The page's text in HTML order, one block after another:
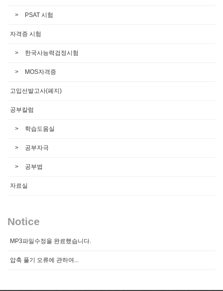
PSAT 시험
자격증 시험
한국사능력검정시험
MOS자격증
고입선발고사(폐지)
공부칼럼
학습도움실
공부자극
공부법
자료실
Notice
MP3파일수정을 완료했습니다.
압축 풀기 오류에 관하여...